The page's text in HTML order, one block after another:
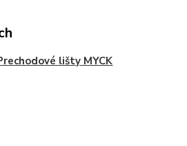
lišty MYCK